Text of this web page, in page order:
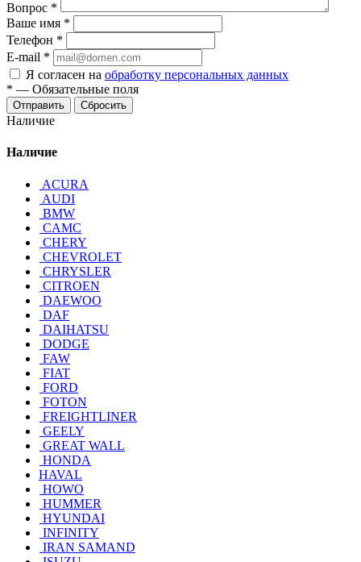
Вопрос *
Ваше имя *
Телефон *
E-mail *
Я согласен на обработку персональных данных
* — Обязательные поля
Отправить Сбросить
Наличие
Наличие
ACURA
AUDI
BMW
CAMC
CHERY
CHEVROLET
CHRYSLER
CITROEN
DAEWOO
DAF
DAIHATSU
DODGE
FAW
FIAT
FORD
FOTON
FREIGHTLINER
GEELY
GREAT WALL
HONDA
HAVAL
HOWO
HUMMER
HYUNDAI
INFINITY
IRAN SAMAND